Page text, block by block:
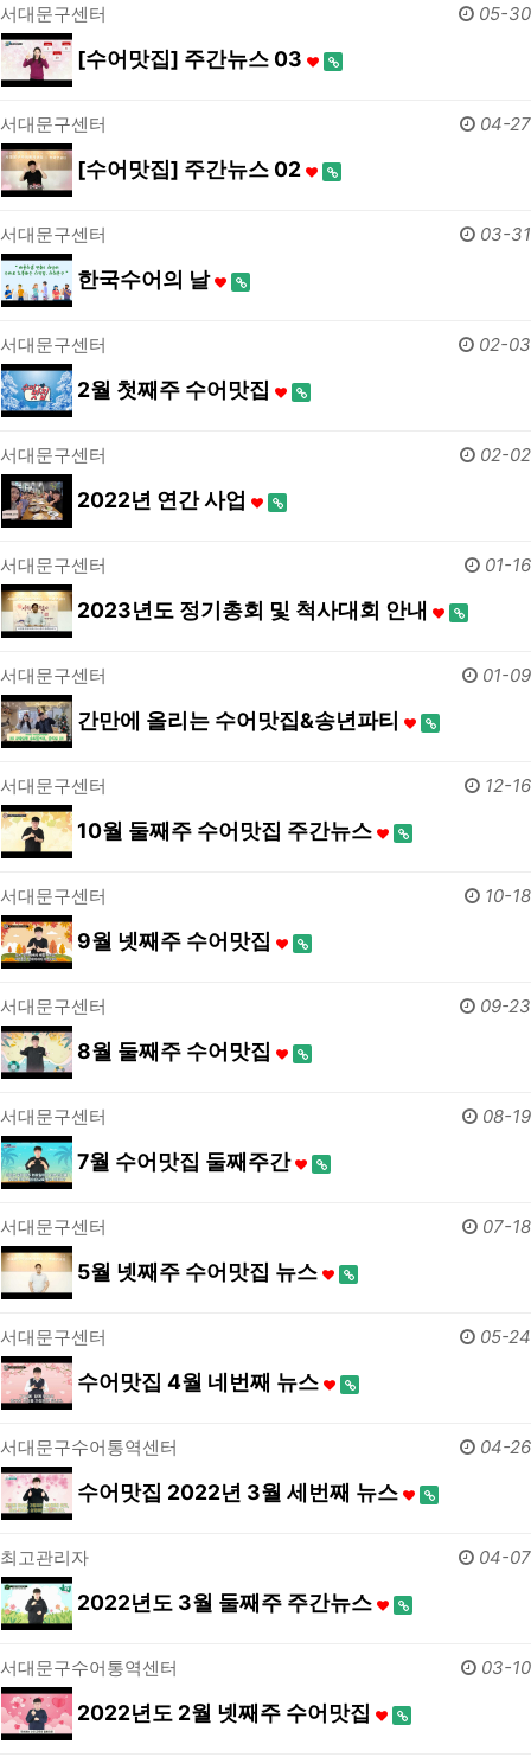
서대문구센터 05-30
[수어맛집] 주간뉴스 03
서대문구센터 04-27
[수어맛집] 주간뉴스 02
서대문구센터 03-31
한국수어의 날
서대문구센터 02-03
2월 첫째주 수어맛집
서대문구센터 02-02
2022년 연간 사업
서대문구센터 01-16
2023년도 정기총회 및 척사대회 안내
서대문구센터 01-09
간만에 올리는 수어맛집&송년파티
서대문구센터 12-16
10월 둘째주 수어맛집 주간뉴스
서대문구센터 10-18
9월 넷째주 수어맛집
서대문구센터 09-23
8월 둘째주 수어맛집
서대문구센터 08-19
7월 수어맛집 둘째주간
서대문구센터 07-18
5월 넷째주 수어맛집 뉴스
서대문구센터 05-24
수어맛집 4월 네번째 뉴스
서대문구수어통역센터 04-26
수어맛집 2022년 3월 세번째 뉴스
최고관리자 04-07
2022년도 3월 둘째주 주간뉴스
서대문구수어통역센터 03-10
2022년도 2월 넷째주 수어맛집